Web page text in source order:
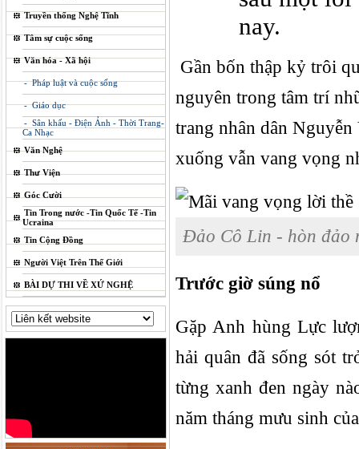
Truyền thống Nghệ Tĩnh
Tâm sự cuộc sống
Văn hóa - Xã hội
- Pháp luật và cuộc sống
- Giáo dục
- Sân khấu - Điện Ảnh - Thời Trang-
Ca Nhạc
Văn Nghệ
Thư Viện
Góc Cười
Tin Trong nước -Tin Quốc Tế -Tin
Ucraina
Tin Cộng Đồng
Người Việt Trên Thế Giới
BÀI DỰ THI VỀ XỨ NGHỆ
nay.
Gần bốn thập kỷ trôi
nguyên trong tâm trí
trang nhân dân
xuống vẫn vang vọng
Đảo Cô Lin - hòn đảo
Trước giờ súng nổ
Gặp Anh hùng Lực
hải quân đã sống sót
từng xanh đen ngày
năm tháng mưu sinh